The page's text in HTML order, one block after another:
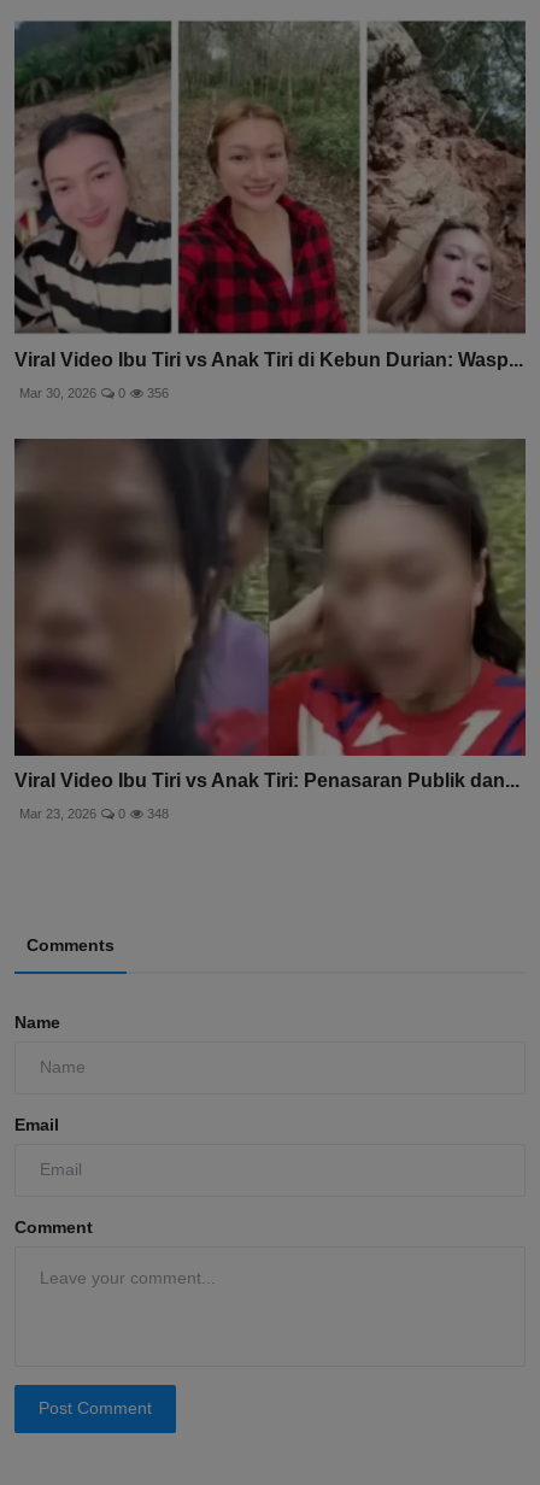
Viral Video Ibu Tiri vs Anak Tiri di Kebun Durian: Wasp...
Mar 30, 2026 0 356
Viral Video Ibu Tiri vs Anak Tiri: Penasaran Publik dan...
Mar 23, 2026 0 348
Comments
Name
Email
Comment
Post Comment